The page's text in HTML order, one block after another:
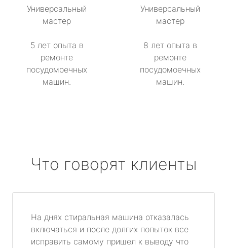
Универсальный
мастер
5 лет опыта в
ремонте
посудомоечных
машин.
Универсальный
мастер
8 лет опыта в
ремонте
посудомоечных
машин.
Что говорят клиенты
На днях стиральная машина отказалась
включаться и после долгих попыток все
исправить самому пришел к выводу что